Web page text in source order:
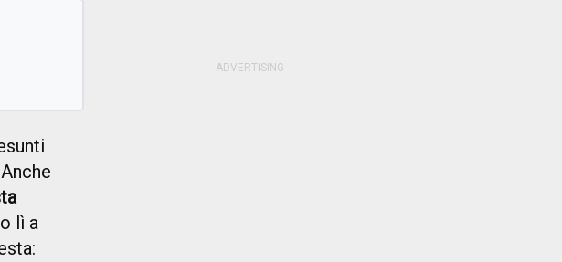
Anche
lì a